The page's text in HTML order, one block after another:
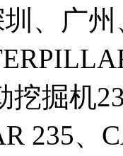
、广
挖掘机
235、